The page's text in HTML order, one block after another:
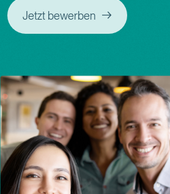
Jetzt bewerben